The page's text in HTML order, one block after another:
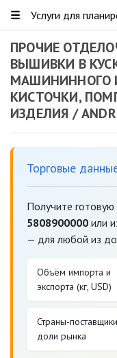
☰ Услуги для
ПРОЧИЕ
ВЫШИВКИ В
МАШИНИННОГО
КИСТОЧКИ,
ИЗДЕЛИЯ /
Торговые
Получите
5808900000 или
— для любой из
Объём импорта и
экспорта (кг, USD)
Страны-
доли рынка